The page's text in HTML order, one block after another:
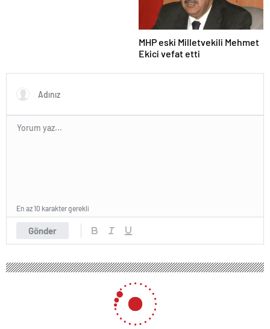
MHP eski Milletvekili Mehmet
Ekici vefat etti
Gönder
En az 10 karakter gerekli